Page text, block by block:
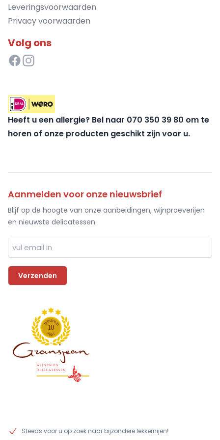
Leveringsvoorwaarden
Privacy voorwaarden
Volg ons
Heeft u een allergie? Bel naar 070 350 39 80 om te
horen of onze producten geschikt zijn voor u.
Aanmelden voor onze nieuwsbrief
Blijf op de hoogte van onze aanbeidingen, wijnproeverijen
en nieuwste delicatessen.
J
ubileum
10
Jaar
Steeds voor u op zoek naar bijzondere lekkernijen!